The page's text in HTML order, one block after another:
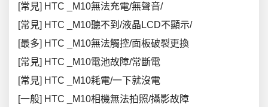
[常見] HTC _M10無法充電/無聲音/
[常見] HTC _M10聽不到/液晶LCD不顯示/
[最多] HTC _M10無法觸控/面板破裂更換
[常見] HTC _M10電池故障/常斷電
[常見] HTC _M10耗電/一下就沒電
[一般] HTC _M10相機無法拍照/攝影故障